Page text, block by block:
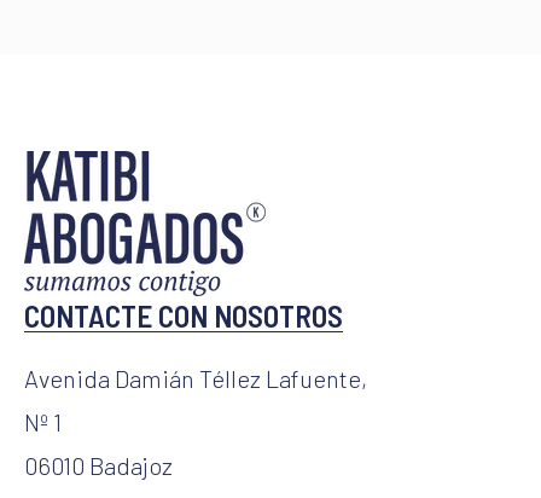
CONTACTE CON NOSOTROS
Avenida Damián Téllez Lafuente,
Nº 1
06010 Badajoz